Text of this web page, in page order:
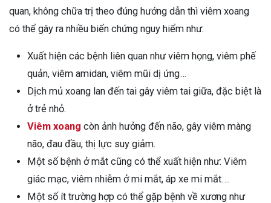
quan, không chữa trị theo đúng hướng dẫn thì viêm xoang
có thể gây ra nhiều biến chứng nguy hiểm như:
Xuất hiện các bệnh liên quan như viêm họng, viêm phế
quản, viêm amidan, viêm mũi dị ứng…
Dịch mủ xoang lan đến tai gây viêm tai giữa, đặc biệt là
ở trẻ nhỏ.
Viêm xoang còn ảnh hưởng đến não, gây viêm màng
não, đau đầu, thị lực suy giảm.
Một số bệnh ở mắt cũng có thể xuất hiện như: Viêm
giác mạc, viêm nhiễm ở mi mắt, áp xe mi mắt….
Một số ít trường hợp có thể gặp bệnh về xương như